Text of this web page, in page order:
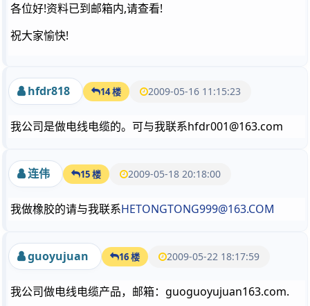
各位好!资料已到邮箱内,请查看!
祝大家愉快!
hfdr818 14 楼 2009-05-16 11:15:23
我公司是做电线电缆的。可与我联系hfdr001@163.com
连伟 15 楼 2009-05-18 20:18:00
我做橡胶的请与我联系HETONGTONG999@163.COM
guoyujuan 16 楼 2009-05-22 18:17:59
我公司做电线电缆产品，邮箱：guoguoyujuan163.com.